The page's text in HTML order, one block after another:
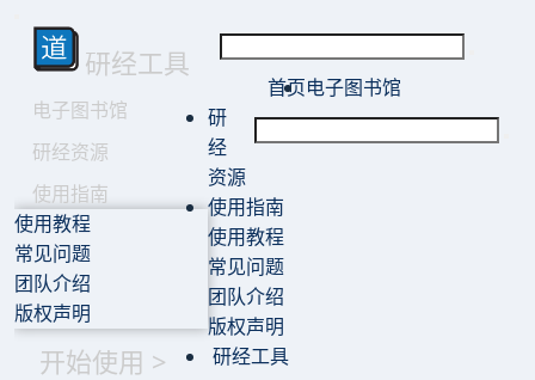
研经工具
电子图书馆
研经资源
使用指南
使用教程
常见问题
团队介绍
版权声明
开始使用 >
首页电子图书馆
研
经
资源
使用指南
使用教程
常见问题
团队介绍
版权声明
研经工具